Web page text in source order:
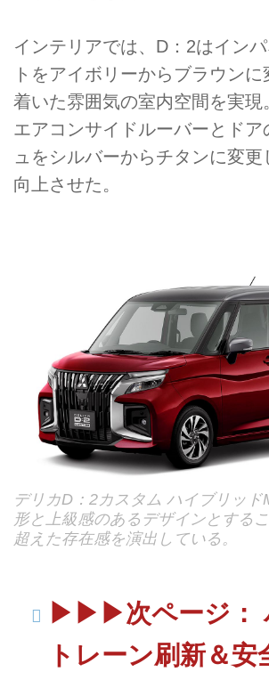
インテリアでは、D：2はイン
トをアイボリーからブラウン
着いた雰囲気の室内空間を実現
エアコンサイドルーバーとドア
ュをシルバーからチタンに変更
向上させた。
デリカD：2カスタム ハイブリッ
形と上級感のあるデザインとする
超えた存在感を演出している。
▶▶▶次ページ：
トレーン刷新＆安